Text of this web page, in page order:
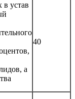
устав
а
40